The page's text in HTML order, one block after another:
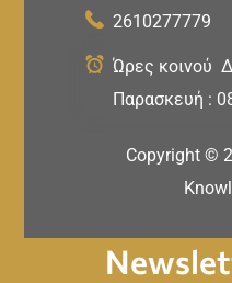
2610277779
Ώρες κοινού
Παρασκευή :
Copyright ©